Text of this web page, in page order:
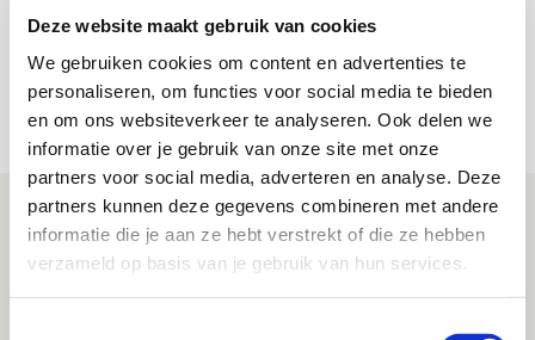
Deze website maakt gebruik van cookies
We gebruiken cookies om content en advertenties te
personaliseren, om functies voor social media te bieden
en om ons websiteverkeer te analyseren. Ook delen we
informatie over je gebruik van onze site met onze
partners voor social media, adverteren en analyse. Deze
partners kunnen deze gegevens combineren met andere
informatie die je aan ze hebt verstrekt of die ze hebben
verzameld op basis van je gebruik van hun services.
Trotse Klaassen: ‘Vierhonderd duels
voor mijn club is heel speciaal’
Ajax zet Shelbourne eenvoudig opzij en
reist met vertrouwen naar Dublin